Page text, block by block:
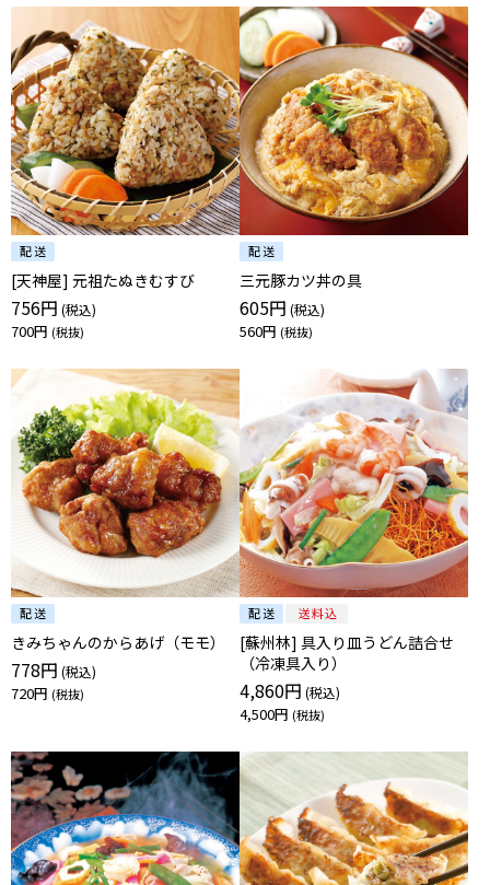
[天神屋] 元祖たぬきむすび
756円
700円
三元豚カツ丼の具
605円
560円
きみちゃんのからあげ（モモ）
778円
720円
[蘇州林] 具入り皿うどん詰合せ
（冷凍具入り）
4,860円
4,500円